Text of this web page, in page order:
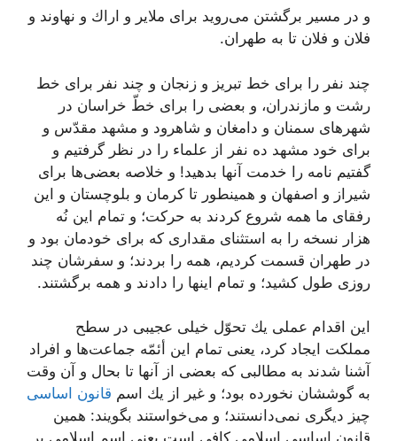
و در مسیر برگشتن مى‌روید براى ملایر و اراك و نهاوند و
فلان و فلان تا به طهران.
چند نفر را براى خط تبریز و زنجان و چند نفر براى خط
رشت و مازندران، و بعضى را براى خطّ خراسان در
شهرهاى سمنان و دامغان و شاهرود و مشهد مقدّس و
براى خود مشهد ده نفر از علماء را در نظر گرفتیم و
گفتیم نامه را خدمت آنها بدهید! و خلاصه بعضى‌ها براى
شیراز و اصفهان و همینطور تا كرمان و بلوچستان و این
رفقاى ما همه شروع كردند به حركت؛ و تمام این نُه
هزار نسخه را به استثناى مقدارى كه براى خودمان بود و
در طهران قسمت كردیم، همه را بردند؛ و سفرشان چند
روزى طول كشید؛ و تمام اینها را دادند و همه برگشتند.
این اقدام عملى یك تحوّل خیلى عجیبى در سطح
مملكت ایجاد كرد، یعنى تمام این أئمّه جماعت‌ها و افراد
آشنا شدند به مطالبى كه بعضى از آنها تا بحال و آن وقت
به گوششان نخورده بود؛ و غیر از یك اسم قانون اساسى
چیز دیگرى نمى‌دانستند؛ و مى‌خواستند بگویند: همین
قانون اساسى اسلامى كافى است یعنى اسم اسلامى بر